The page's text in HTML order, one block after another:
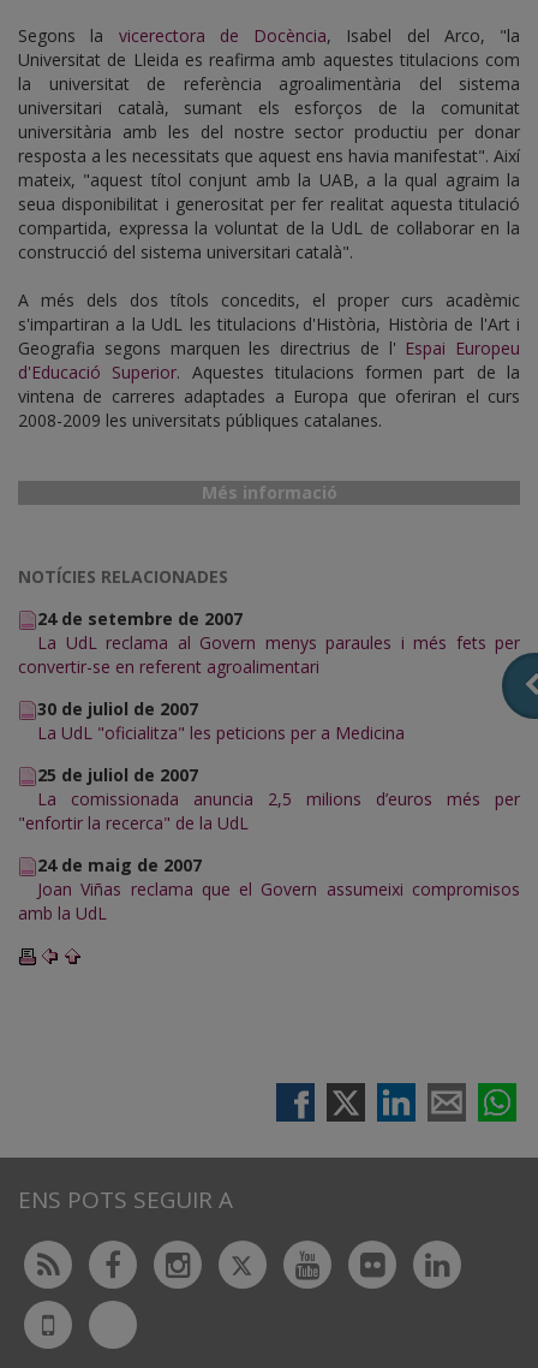
Segons la vicerectora de Docència, Isabel del Arco, "la
Universitat de Lleida es reafirma amb aquestes titulacions com
la universitat de referència agroalimentària del sistema
universitari català, sumant els esforços de la comunitat
universitària amb les del nostre sector productiu per donar
resposta a les necessitats que aquest ens havia manifestat". Així
mateix, "aquest títol conjunt amb la UAB, a la qual agraim la
seua disponibilitat i generositat per fer realitat aquesta titulació
compartida, expressa la voluntat de la UdL de col·laborar en la
construcció del sistema universitari català".
A més dels dos títols concedits, el proper curs acadèmic
s'impartiran a la UdL les titulacions d'Història, Història de l'Art i
Geografia segons marquen les directrius de l' Espai Europeu
d'Educació Superior. Aquestes titulacions formen part de la
vintena de carreres adaptades a Europa que oferiran el curs
2008-2009 les universitats públiques catalanes.
Més informació
NOTÍCIES RELACIONADES
24 de setembre de 2007
La UdL reclama al Govern menys paraules i més fets per
convertir-se en referent agroalimentari
30 de juliol de 2007
La UdL "oficialitza" les peticions per a Medicina
25 de juliol de 2007
La comissionada anuncia 2,5 milions d’euros més per
"enfortir la recerca" de la UdL
24 de maig de 2007
Joan Viñas reclama que el Govern assumeixi compromisos
amb la UdL
ENS POTS SEGUIR A
Rss FacebookInstagram
TwitterYoutubeFlickr
UdL
App
Bluesky